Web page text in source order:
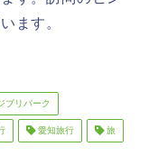
ます。
ブリパーク
愛知旅行 旅